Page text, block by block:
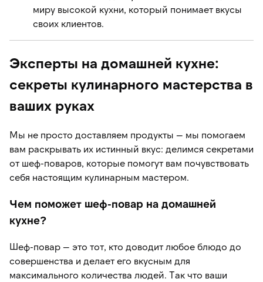
миру высокой кухни, который понимает вкусы
своих клиентов.
Эксперты на домашней кухне:
секреты кулинарного мастерства в
ваших руках
Мы не просто доставляем продукты — мы помогаем
вам раскрывать их истинный вкус: делимся секретами
от шеф-поваров, которые помогут вам почувствовать
себя настоящим кулинарным мастером.
Чем поможет шеф-повар на домашней
кухне?
Шеф-повар — это тот, кто доводит любое блюдо до
совершенства и делает его вкусным для
максимального количества людей. Так что ваши